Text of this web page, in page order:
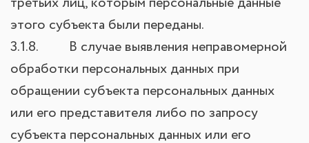
этого субъекта были переданы.
3.1.8. В случае выявления неправомерной
обработки персональных данных при
обращении субъекта персональных данных
или его представителя либо по запросу
субъекта персональных данных или его